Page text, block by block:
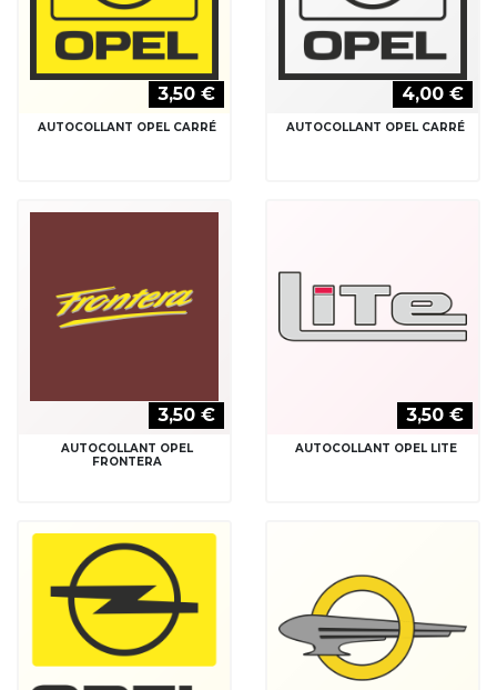
3,50 €
AUTOCOLLANT OPEL CARRÉ
4,00 €
AUTOCOLLANT OPEL CARRÉ
3,50 €
AUTOCOLLANT OPEL
FRONTERA
3,50 €
AUTOCOLLANT OPEL LITE